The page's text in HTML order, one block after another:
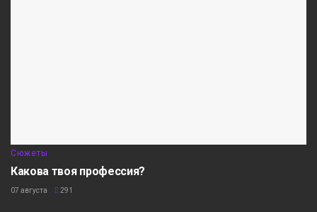
Сюжеты
Какова твоя профессия?
07 августа 291